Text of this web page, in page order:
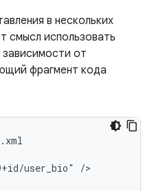
в нескольких
смысл использовать
зависимости от
фрагмент кода
user_bio" />